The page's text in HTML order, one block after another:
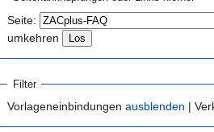
Navigation
springen
springen
Seite:
umkehren
Filter
Vorlageneinbindungen ausblenden |